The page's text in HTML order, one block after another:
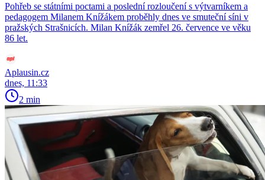
Pohřeb se státními poctami a poslední rozloučení s výtvarníkem a
pedagogem Milanem Knížákem proběhly dnes ve smuteční síni v
pražských Strašnicích. Milan Knížák zemřel 26. července ve věku
86 let.
Aplausin.cz
dnes, 11:33
2 min